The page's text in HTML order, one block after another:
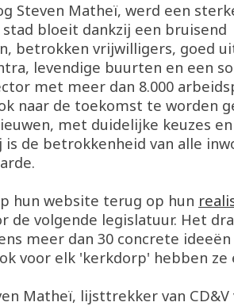
Steven Matheï, werd een
bloeit dankzij een bruisend
betrokken vrijwilligers, goed
levendige buurten en een
met meer dan 8.000
naar de toekomst te worden
met duidelijke keuzes
is de betrokkenheid van alle
hun website terug op hun
de volgende legislatuur. Het
meer dan 30 concrete ideeën
voor elk 'kerkdorp' hebben ze
Matheï, lijsttrekker van CD&V